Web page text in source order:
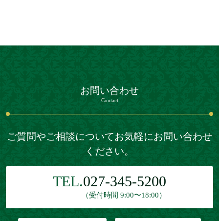
お問い合わせ
Contact
ご質問やご相談についてお気軽にお問い合わせ
ください。
TEL.027-345-5200
（受付時間 9:00〜18:00）